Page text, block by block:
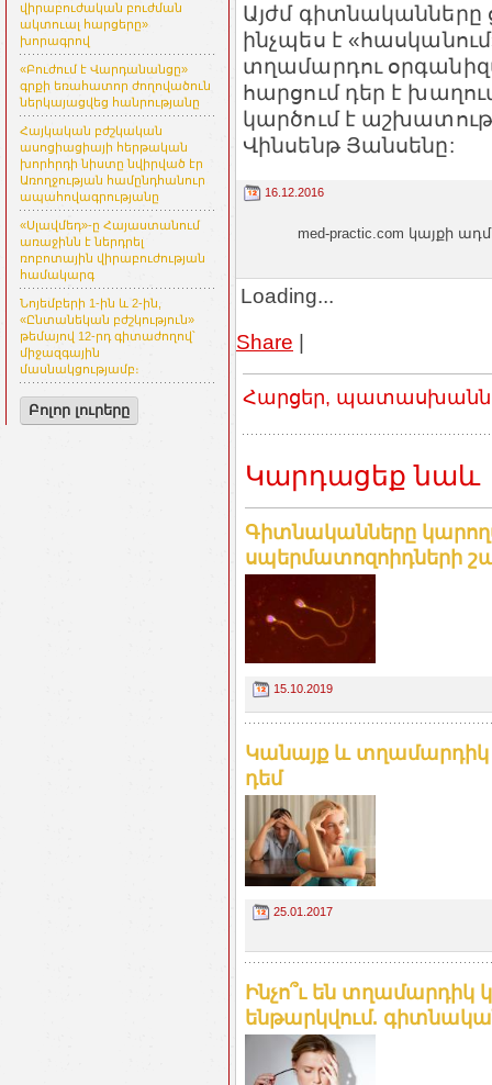
վիրաբուժական բուժման
ակտուալ հարցերը»
խորագրով
«Բուժում է Վարդանանցը»
գրքի եռահատոր ժողովածուն
ներկայացվեց հանրությանը
Հայկական բժշկական
ասոցիացիայի հերթական
խորհրդի նիստը նվիրված էր
Առողջության համընդհանուր
ապահովագրությանը
«Սլավմեդ»-ը Հայաստանում
առաջինն է ներդրել
ռոբոտային վիրաբուժության
համակարգ
Նոյեմբերի 1-ին և 2-ին,
«Ընտանեկան բժշկություն»
թեմայով 12-րդ գիտաժողով՝
միջազգային
մասնակցությամբ։
Բոլոր լուրերը
Այժմ գիտնականները
ինչպես է
տղամարդու
հարցում դեր է
կարծում է
Վինսենթ Յանսենը:
16.12.2016
med-practic.com կայքի
Loading...
Share |
Հարցեր,
Կարդացեք նաև
Գիտնականները
սպերմատոզոիդների
15.10.2019
Կանայք և տղամարդիկ
դեմ
25.01.2017
Ինչո՞ւ են
ենթարկվում.